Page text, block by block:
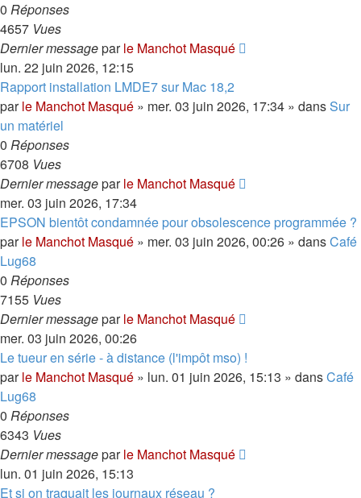
0 Réponses
4657 Vues
Dernier messageparle Manchot Masqué
lun. 22 juin 2026, 12:15
Rapport installation LMDE7 sur Mac 18,2
parle Manchot Masqué » mer. 03 juin 2026, 17:34 » dansSur
un matériel
0 Réponses
6708 Vues
Dernier messageparle Manchot Masqué
mer. 03 juin 2026, 17:34
EPSON bientôt condamnée pour obsolescence programmée ?
parle Manchot Masqué » mer. 03 juin 2026, 00:26 » dansCafé
Lug68
0 Réponses
7155 Vues
Dernier messageparle Manchot Masqué
mer. 03 juin 2026, 00:26
Le tueur en série - à distance (l'impôt mso) !
parle Manchot Masqué » lun. 01 juin 2026, 15:13 » dansCafé
Lug68
0 Réponses
6343 Vues
Dernier messageparle Manchot Masqué
lun. 01 juin 2026, 15:13
Et si on traquait les journaux réseau ?